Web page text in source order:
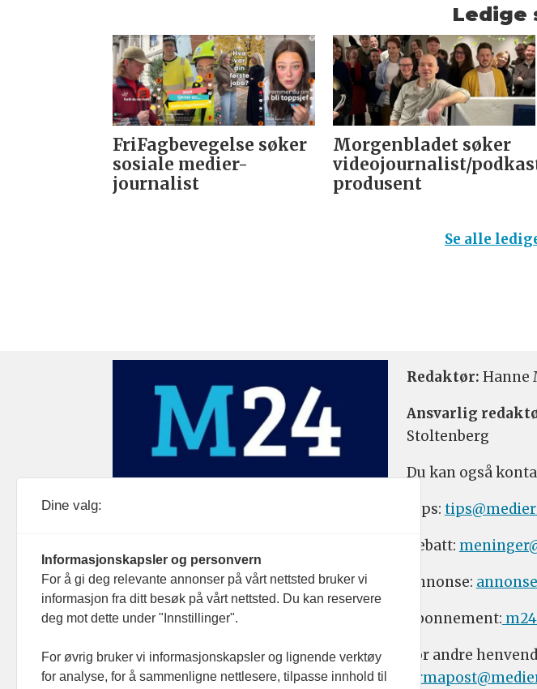
Ledige
FriFagbevegelse søker
sosiale medier-
journalist
Morgenbladet søker
videojournalist/
produsent
Se alle
Redaktør: Hanne
Ansvarlig
Stoltenberg
Du kan også
Tips:
Debatt:
Annonse:
Abonnement:
For andre
Dine valg:
Informasjonskapsler og personvern
For å gi deg relevante annonser på vårt nettsted bruker vi
informasjon fra ditt besøk på vårt nettsted. Du kan reservere
deg mot dette under "Innstillinger".
For øvrig bruker vi informasjonskapsler og lignende verktøy
for analyse, for å sammenligne nettlesere, tilpasse innhold til